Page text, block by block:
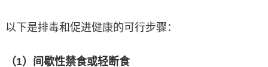
以下是排毒和促进健康的可行步骤：
（1）间歇性禁食或轻断食